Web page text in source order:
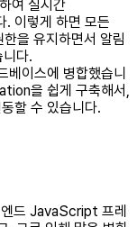
여 실시간
이렇게 하면 모든
을 유지하면서 알림
다.
베이스에 병합했습니
을 쉽게 구축해서,
할 수 있습니다.
드 JavaScript 프레